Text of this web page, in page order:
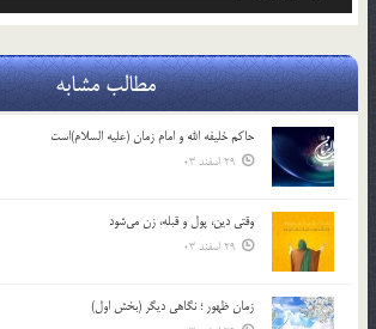
مطالب مشابه
حاکم خليفه الله و امام زمان (علیه السلام)است
29 اسفند 03
وقتی دین، پول و قبله، زن می‌شود
29 اسفند 03
زمان ظهور ؛ نگاهی دیگر (بخش اول)